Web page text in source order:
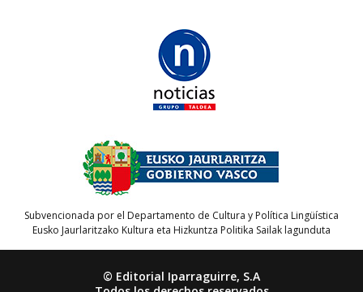
Subvencionada por el Departamento de Cultura y Política Lingüística
Eusko Jaurlaritzako Kultura eta Hizkuntza Politika Sailak lagunduta
© Editorial Iparraguirre, S.A